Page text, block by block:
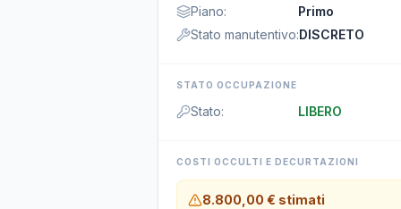
Piano:
Primo
Stato manutentivo:DISCRETO
STATO OCCUPAZIONE
Stato: LIBERO
COSTI OCCULTI E DECURTAZIONI
8.800,00 € stimati